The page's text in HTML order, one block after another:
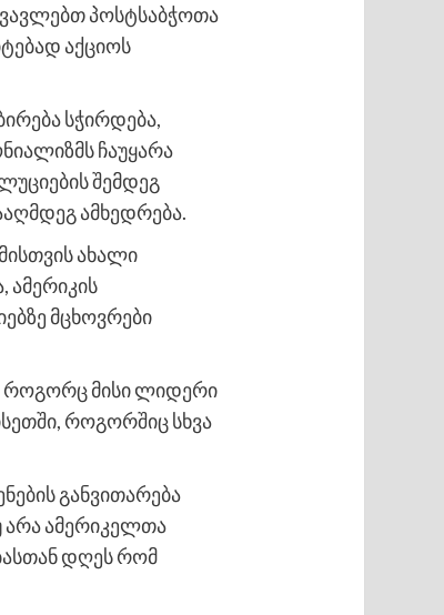
პოსტსაბჭოთა
აქციოს
სჭირდება,
ჩაუყარა
შემდეგ
ამხედრება.
ახალი
ამერიკის
მცხოვრები
როგორც მისი ლიდერი
როგორშიც სხვა
განვითარება
არა ამერიკელთა
დღეს რომ